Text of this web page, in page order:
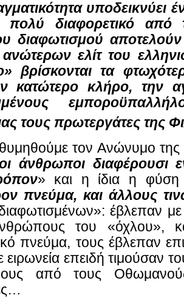
υποδεικνύει
πολύ διαφορετικό από
διαφωτισμού
ελίτ του
βρίσκονται τα
κατώτερο κλήρο, την
τους πρωτεργάτες της
τον Ανώνυμο της
άνθρωποι διαφέρουσι
» και η ίδια η
πνεύμα, και άλλους
έβλεπαν
του «όχλου»,
πνεύμα, τους έβλεπαν
ειρωνεία επειδή τιμούσαν
από τους